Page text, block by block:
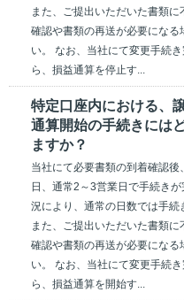
また、ご提出いただいた書類
確認や書類の再送が必要にな
い。 なお、当社にて変更手続
ら、損益通算を停止す...
特定口座内における、
通算開始の手続きには
ますか？
当社にて必要書類の到着確認
日、通常2～3営業日で手続き
況により、通常の日数では手続
また、ご提出いただいた書類
確認や書類の再送が必要にな
い。 なお、当社にて変更手続
ら、損益通算を開始す...